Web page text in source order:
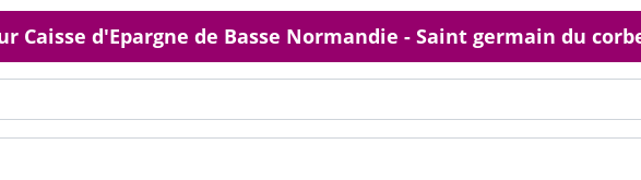
Caisse d'Epargne de Basse Normandie - Saint germain du